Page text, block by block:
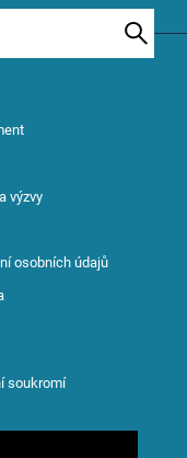
výzvy
osobních údajů
soukromí